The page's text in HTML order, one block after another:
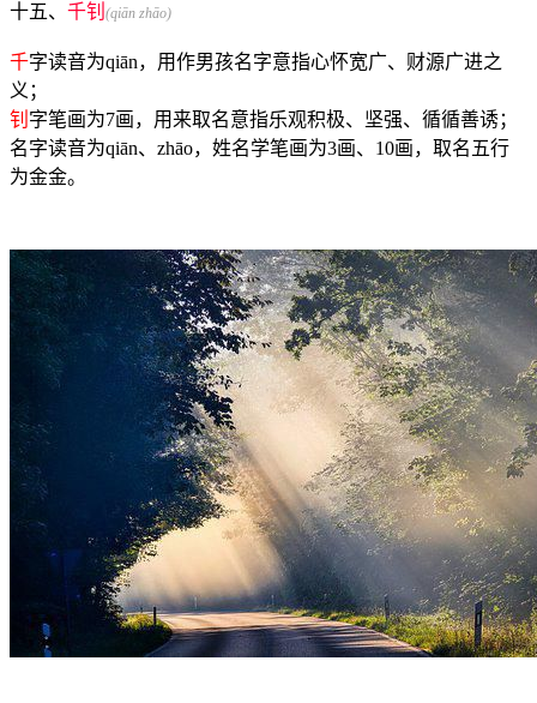
十五、 千钊 (qiān zhāo)
千字读音为qiān，用作男孩名字意指心怀宽广、财源广进之
义；
钊 字笔画为7画，用来取名意指乐观积极、坚强、循循善诱；
名字读音为qiān、zhāo，姓名学笔画为3画、10画，取名五行
为金金。